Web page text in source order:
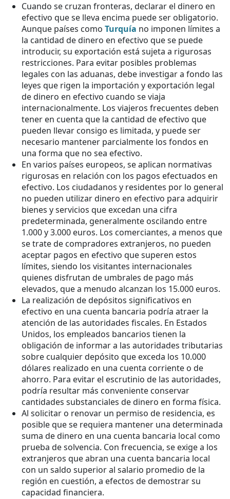
Cuando se cruzan fronteras, declarar el dinero en
efectivo que se lleva encima puede ser obligatorio.
Aunque países como Turquía no imponen límites a
la cantidad de dinero en efectivo que se puede
introducir, su exportación está sujeta a rigurosas
restricciones. Para evitar posibles problemas
legales con las aduanas, debe investigar a fondo las
leyes que rigen la importación y exportación legal
de dinero en efectivo cuando se viaja
internacionalmente. Los viajeros frecuentes deben
tener en cuenta que la cantidad de efectivo que
pueden llevar consigo es limitada, y puede ser
necesario mantener parcialmente los fondos en
una forma que no sea efectivo.
En varios países europeos, se aplican normativas
rigurosas en relación con los pagos efectuados en
efectivo. Los ciudadanos y residentes por lo general
no pueden utilizar dinero en efectivo para adquirir
bienes y servicios que excedan una cifra
predeterminada, generalmente oscilando entre
1.000 y 3.000 euros. Los comerciantes, a menos que
se trate de compradores extranjeros, no pueden
aceptar pagos en efectivo que superen estos
límites, siendo los visitantes internacionales
quienes disfrutan de umbrales de pago más
elevados, que a menudo alcanzan los 15.000 euros.
La realización de depósitos significativos en
efectivo en una cuenta bancaria podría atraer la
atención de las autoridades fiscales. En Estados
Unidos, los empleados bancarios tienen la
obligación de informar a las autoridades tributarias
sobre cualquier depósito que exceda los 10.000
dólares realizado en una cuenta corriente o de
ahorro. Para evitar el escrutinio de las autoridades,
podría resultar más conveniente conservar
cantidades substanciales de dinero en forma física.
Al solicitar o renovar un permiso de residencia, es
posible que se requiera mantener una determinada
suma de dinero en una cuenta bancaria local como
prueba de solvencia. Con frecuencia, se exige a los
extranjeros que abran una cuenta bancaria local
con un saldo superior al salario promedio de la
región en cuestión, a efectos de demostrar su
capacidad financiera.